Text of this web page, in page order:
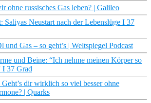
ohne russisches Gas leben? | Galileo
Saliyas Neustart nach der Lebenslüge I 37
und Gas – so geht’s | Weltspiegel Podcast
und Beine: “Ich nehme meinen Körper so
I 37 Grad
Geht’s dir wirklich so viel besser ohne
| Quarks